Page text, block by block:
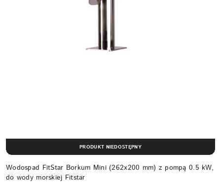
Wodospad FitStar Borkum Mini (262x200 mm) z pompą 0.5 kW,
do wody morskiej Fitstar
PRODUKT NIEDOSTĘPNY